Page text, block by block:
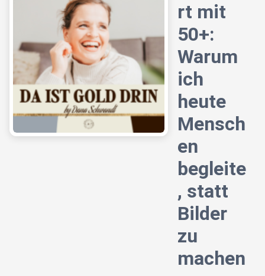
rt mit
50+:
Warum
ich
heute
Mensch
en
begleite
, statt
Bilder
zu
machen